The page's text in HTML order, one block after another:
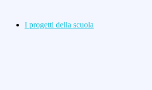
I progetti della scuola